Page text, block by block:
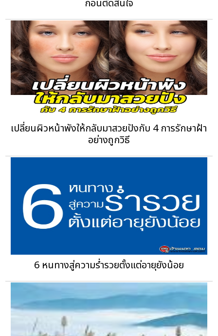
ก่อนตัดสินใจ
เปลี่ยนผิวหน้าพังให้กลับมาสวยปังกับ 4 การรักษาฝ้า
อย่างถูกวิธี
6 หนทางสู่ความร่ำรวยตั้งแต่อายุยังน้อย